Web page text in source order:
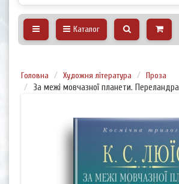
Каталог
Головна Художня література
Проза
За межі мовчазної планети. Переландра